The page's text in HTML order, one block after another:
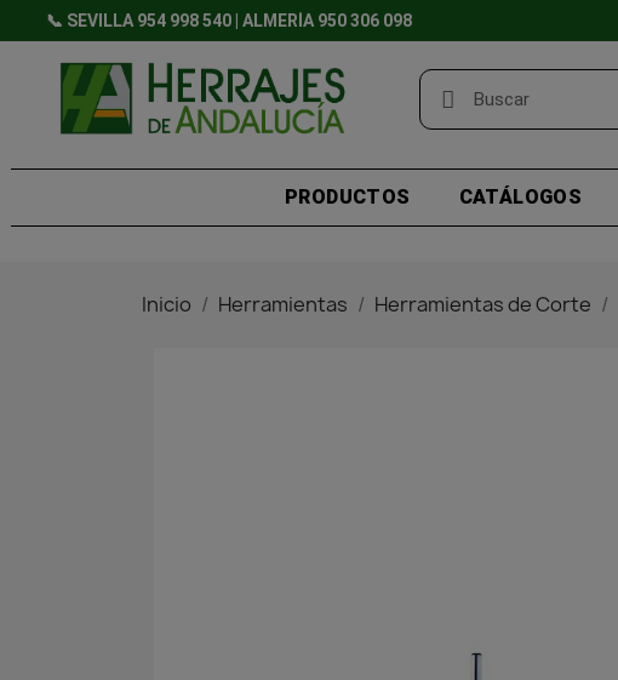
📞 SEVILLA 954 998 540 | ALMERÍA 950 306 098
PRODUCTOS CATÁLOGOS
Inicio Herramientas Herramientas de Corte